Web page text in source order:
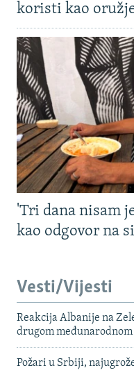
koristi kao
'Tri dana nisam
kao odgovor na
Vesti/Vijesti
Reakcija Albanije na
drugom
Požari u Srbiji,